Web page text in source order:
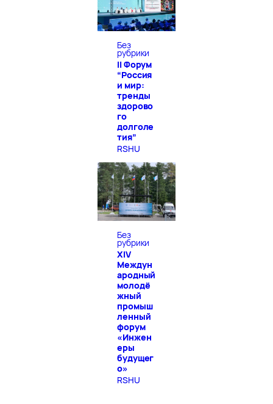
Без
рубрики
II Форум
“Россия
и мир:
тренды
здорово
го
долголе
тия”
RSHU
Без
рубрики
XIV
Междун
ародный
молодё
жный
промыш
ленный
форум
«Инжен
еры
будущег
о»
RSHU